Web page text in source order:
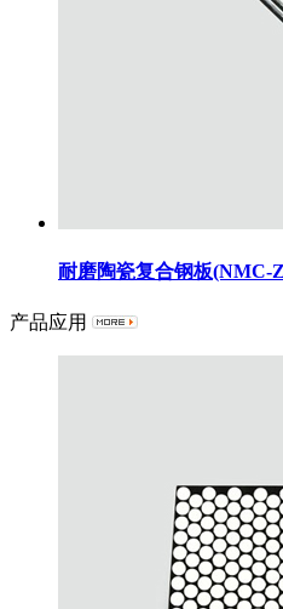
耐磨陶瓷复合钢板(NMC-
产品应用